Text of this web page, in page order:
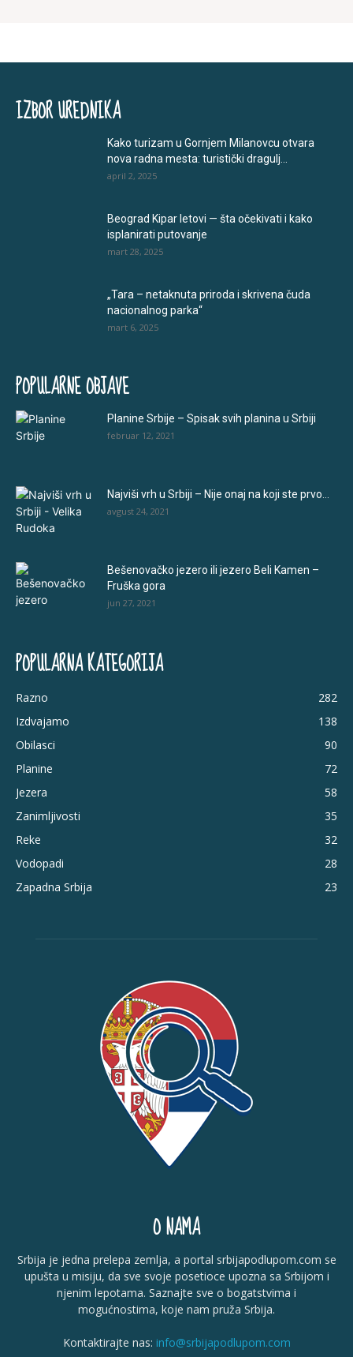
IZBOR UREDNIKA
Kako turizam u Gornjem Milanovcu otvara
nova radna mesta: turistički dragulj...
april 2, 2025
Beograd Kipar letovi — šta očekivati i kako
isplanirati putovanje
mart 28, 2025
„Tara – netaknuta priroda i skrivena čuda
nacionalnog parka“
mart 6, 2025
POPULARNE OBJAVE
Planine Srbije – Spisak svih planina u Srbiji
februar 12, 2021
Najviši vrh u Srbiji – Nije onaj na koji ste prvo...
avgust 24, 2021
Bešenovačko jezero ili jezero Beli Kamen –
Fruška gora
jun 27, 2021
POPULARNA KATEGORIJA
Razno
282
Izdvajamo
138
Obilasci
90
Planine
72
Jezera
58
Zanimljivosti
35
Reke
32
Vodopadi
28
Zapadna Srbija
23
O NAMA
Srbija je jedna prelepa zemlja, a portal srbijapodlupom.com se
upušta u misiju, da sve svoje posetioce upozna sa Srbijom i
njenim lepotama. Saznajte sve o bogatstvima i
mogućnostima, koje nam pruža Srbija.
Kontaktirajte nas: info@srbijapodlupom.com